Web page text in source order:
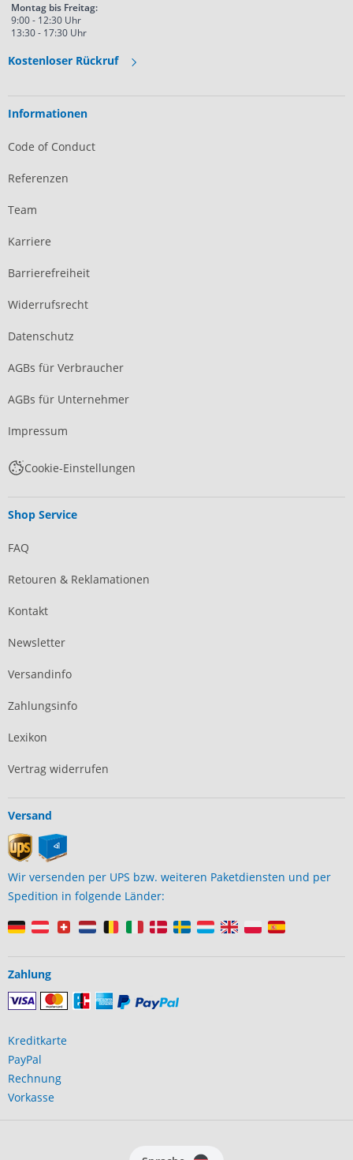
Montag bis Freitag:
9:00 - 12:30 Uhr
13:30 - 17:30 Uhr
Kostenloser Rückruf
Informationen
Code of Conduct
Referenzen
Team
Karriere
Barrierefreiheit
Widerrufsrecht
Datenschutz
AGBs für Verbraucher
AGBs für Unternehmer
Impressum
Cookie-Einstellungen
Shop Service
FAQ
Retouren & Reklamationen
Kontakt
Newsletter
Versandinfo
Zahlungsinfo
Lexikon
Vertrag widerrufen
Versand
Wir versenden per UPS bzw. weiteren Paketdiensten und per
Spedition in folgende Länder:
Zahlung
Kreditkarte
PayPal
Rechnung
Vorkasse